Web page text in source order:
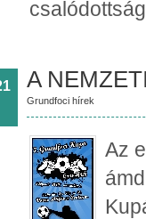
A
Grundfoci hírek
Az